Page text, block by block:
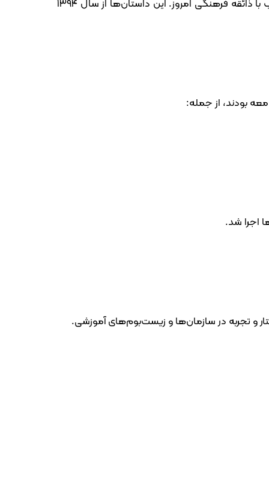
پاسخ این پرسش، تولد مجموعه‌ای از داستان‌های کوتاه در قطع یک صفحه بود؛ روایت‌هایی موجز، هویت‌محور و متناسب با ذائقه فرهنگی امروز. این داستان‌ها از سال ۱۳۹۴
بودند، از جمله:
اجرا شد.
و تجربه در سازمان‌ها و زیست‌بوم‌های آموزشی.